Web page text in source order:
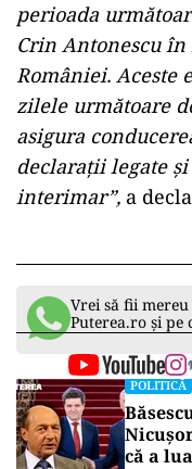
perioada
Crin Antonescu
României. Aceste
zilele următoare
asigura
declarații legate
interimar”, a
Vrei să fii
Puterea.ro și pe
POLITICĂ
că a